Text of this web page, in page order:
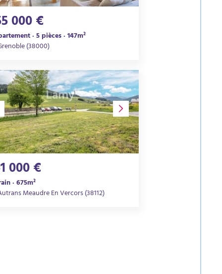
000 €
· 5 pièces · 147m²
(38000)
000 €
· 675m²
Meaudre En Vercors (38112)